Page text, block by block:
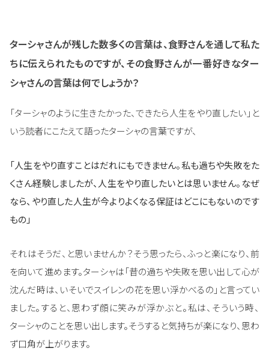
ターシャさんが残した数多くの言葉は、食野さんを通して私た
ちに伝えられたものですが、その食野さんが一番好きなター
シャさんの言葉は何でしょうか？
「ターシャのように生きたかった、できたら人生をやり直したい」と
いう読者にこたえて語ったターシャの言葉ですが、
「人生をやり直すことはだれにもできません。私も過ちや失敗をた
くさん経験しましたが、人生をやり直したいとは思いません。なぜ
なら、やり直した人生が今よりよくなる保証はどこにもないのです
もの」
それはそうだ、と思いませんか？そう思ったら、ふっと楽になり、前
を向いて進めます。ターシャは「昔の過ちや失敗を思い出して心が
沈んだ時は、いそいでスイレンの花を思い浮かべるの」と言ってい
ました。すると、思わず顔に笑みが浮かぶと。私は、そういう時、
ターシャのことを思い出します。そうすると気持ちが楽になり、思わ
ず口角が上がります。